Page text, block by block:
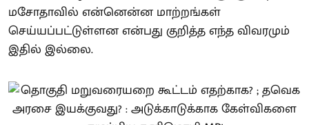
மசோதாவில் என்னென்ன மாற்றங்கள்
செய்யப்பட்டுள்ளன என்பது குறித்த எந்த விவரமும்
இதில் இல்லை.